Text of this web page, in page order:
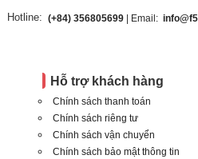
Hotline: (+84) 356805699| Email:
Hỗ trợ khách hàng
Chính sách thanh toán
Chính sách riêng tư
Chính sách vận chuyển
Chính sách bảo mật thông tin